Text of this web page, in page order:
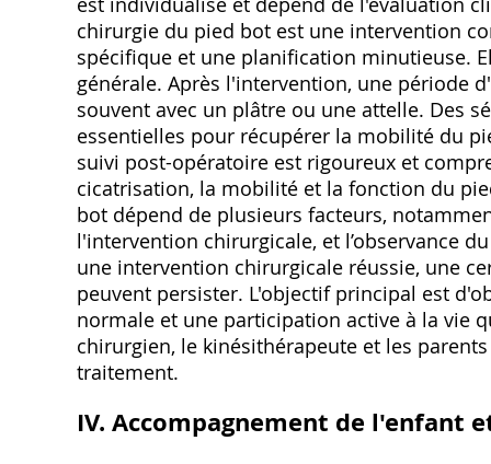
chirurgie du pied bot est une intervention
spécifique et une planification minutieuse.
générale. Après l'intervention, une période
souvent avec un plâtre ou une attelle. Des
essentielles pour récupérer la mobilité du
suivi post-opératoire est rigoureux et
cicatrisation, la mobilité et la fonction du
bot dépend de plusieurs facteurs,
l'intervention chirurgicale, et l’observance
une intervention chirurgicale réussie, une
peuvent persister. L'objectif principal est
normale et une participation active à la vie
chirurgien, le kinésithérapeute et les
traitement.
IV. Accompagnement de l'enfant